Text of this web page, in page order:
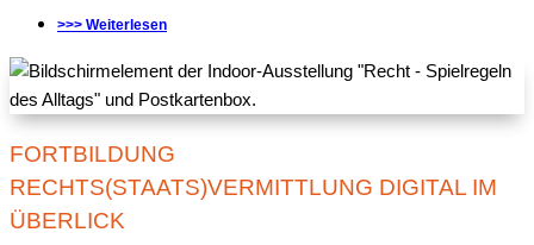
>>> Weiterlesen
FORTBILDUNG
RECHTS(STAATS)VERMITTLUNG DIGITAL IM
ÜBERLICK